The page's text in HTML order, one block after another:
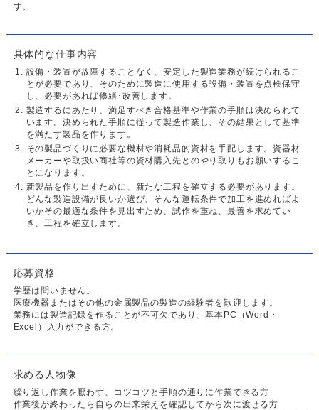
す。
具体的な仕事内容
設備・装置が故障することなく、安定した製造業務が続けられるこ
とが必要であり、そのために製造に使用する設備・装置を点検保守
し、必要があれば修繕･改善します。
製造するにあたり、満足すべき合格基準や作業の手順は決められて
います。決められた手順に従って製造作業し、その結果として基準
を満たす製品を作ります。
その製品づくりに必要な機材や消耗品的資材を手配します。資器材
メーカーや取扱い商社等の資材購入先とのやり取りもお願いするこ
とになります。
新製品を作り出すために、新たな工程を確立する必要があります。
どんな製造設備が良いか選び、そんな運転条件で加工を進めればよ
いかその最適な条件を見出すため、試作を重ね、最善を求めてい
き、工程を確立します。
応募資格
学歴は問いません。
医療機器またはその他の金属製品の製造の経験者を歓迎します。
業務には製造記録を作ることが不可欠であり、基本PC（Word・
Excel）入力ができる方。
求める人物像
繰り返し作業を厭わず、コツコツと手順の通りに作業できる方
作業後が終わったら自らの出来栄えを確認してから次に渡せる方